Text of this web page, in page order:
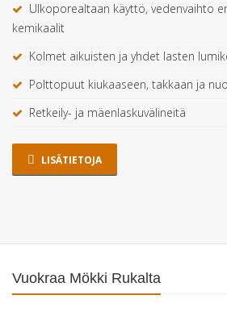
Ulkoporealtaan käyttö, vedenvaihto
kemikaalit
Kolmet aikuisten ja yhdet lasten
Polttopuut kiukaaseen, takkaan ja
Retkeily- ja mäenlaskuvälineitä
LISÄTIETOJA
Vuokraa Mökki Rukalta